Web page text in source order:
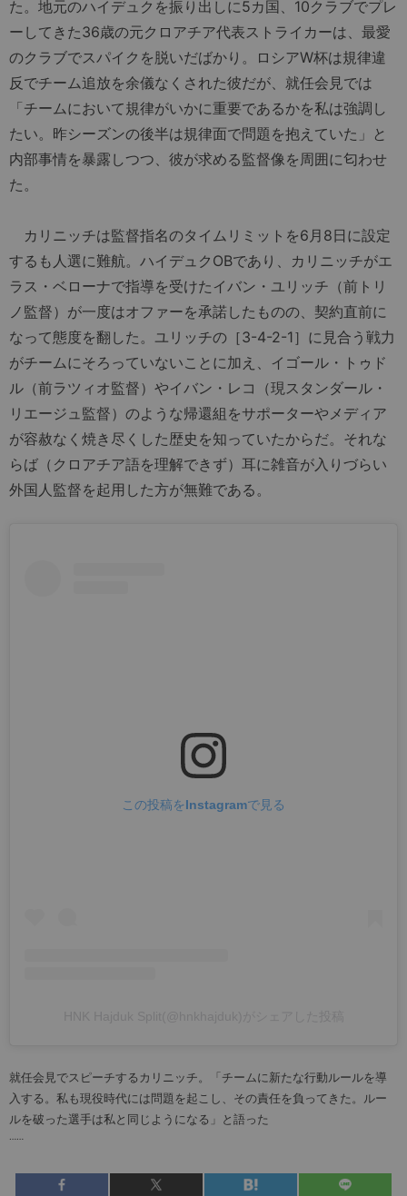
た。地元のハイデュクを振り出しに5カ国、10クラブでプレ
ーしてきた36歳の元クロアチア代表ストライカーは、最愛
のクラブでスパイクを脱いだばかり。ロシアW杯は規律違
反でチーム追放を余儀なくされた彼だが、就任会見では
「チームにおいて規律がいかに重要であるかを私は強調し
たい。昨シーズンの後半は規律面で問題を抱えていた」と
内部事情を暴露しつつ、彼が求める監督像を周囲に匂わせ
た。
カリニッチは監督指名のタイムリミットを6月8日に設定
するも人選に難航。ハイデュクOBであり、カリニッチがエ
ラス・ベローナで指導を受けたイバン・ユリッチ（前トリ
ノ監督）が一度はオファーを承諾したものの、契約直前に
なって態度を翻した。ユリッチの［3-4-2-1］に見合う戦力
がチームにそろっていないことに加え、イゴール・トゥド
ル（前ラツィオ監督）やイバン・レコ（現スタンダール・
リエージュ監督）のような帰還組をサポーターやメディア
が容赦なく焼き尽くした歴史を知っていたからだ。それな
らば（クロアチア語を理解できず）耳に雑音が入りづらい
外国人監督を起用した方が無難である。
この投稿をInstagramで見る
就任会見でスピーチするカリニッチ。「チームに新たな行動ルールを導
入する。私も現役時代には問題を起こし、その責任を負ってきた。ルー
ルを破った選手は私と同じようになる」と語った